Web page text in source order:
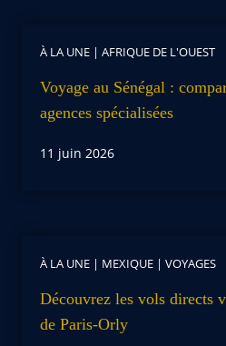
À LA UNE | AFRIQUE DE L'OUEST
Voyage au Sénégal :
agences spécialisées
11 juin 2026
À LA UNE | MEXIQUE | VOYAGES
Découvrez les vols directs
de Paris-Orly